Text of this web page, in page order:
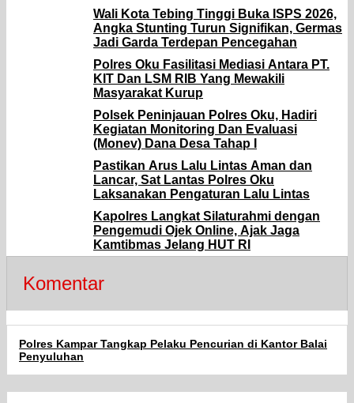
Wali Kota Tebing Tinggi Buka ISPS 2026,
Angka Stunting Turun Signifikan, Germas
Jadi Garda Terdepan Pencegahan
Polres Oku Fasilitasi Mediasi Antara PT.
KIT Dan LSM RIB Yang Mewakili
Masyarakat Kurup
Polsek Peninjauan Polres Oku, Hadiri
Kegiatan Monitoring Dan Evaluasi
(Monev) Dana Desa Tahap I
Pastikan Arus Lalu Lintas Aman dan
Lancar, Sat Lantas Polres Oku
Laksanakan Pengaturan Lalu Lintas
Kapolres Langkat Silaturahmi dengan
Pengemudi Ojek Online, Ajak Jaga
Kamtibmas Jelang HUT RI
Komentar
Polres Kampar Tangkap Pelaku Pencurian di Kantor Balai
Penyuluhan